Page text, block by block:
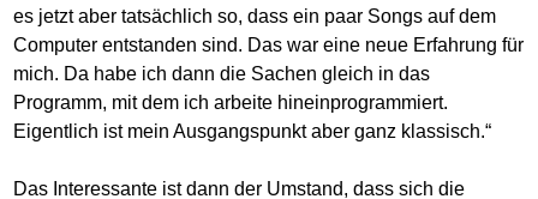
es jetzt aber tatsächlich so, dass ein paar Songs auf dem
Computer entstanden sind. Das war eine neue Erfahrung für
mich. Da habe ich dann die Sachen gleich in das
Programm, mit dem ich arbeite hineinprogrammiert.
Eigentlich ist mein Ausgangspunkt aber ganz klassisch.“
Das Interessante ist dann der Umstand, dass sich die